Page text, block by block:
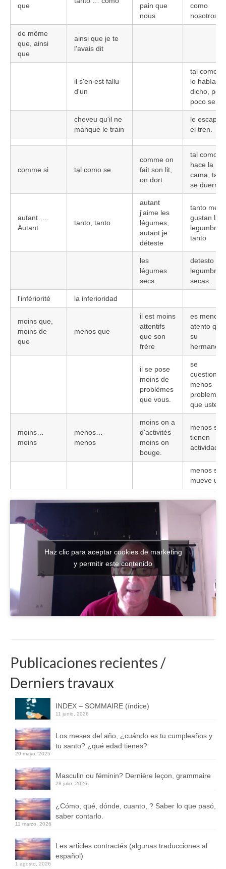
que
pain que
nous
como
nosotros
de même
que, ainsi
que
ainsi que je te
l'avais dit
il s'en est fallu
d'un
tal como te
lo había
dicho, por
poco se
cheveu qu'il ne
manque le train
le escapa
el tren.
comme si tal como se
comme on
fait son lit,
on dort
tal como
hace la
cama, tal
se duerme.
autant ….
Autant
tanto, tanto
autant
j'aime les
légumes,
autant je
déteste
tanto me
gustan las
legumbres,
tanto
les
légumes
secs.
detesto las
legumbres
secas.
l'infériorité la inferioridad
moins que,
moins de
que
menos que
il est moins
attentifs
que son
frère
es menos
atento que
su
hermano
il se pose
moins de
problèmes
que vous.
se
cuestiona
menos
problema
que usted.
moins…
moins
menos…
menos
moins on a
d'activités
moins on
bouge.
menos se
tienen
menos se
mueve
Haz clic para aceptar cookies de marketing
y permitir este contenido
Publicaciones recientes /
Derniers travaux
INDEX – SOMMAIRE (índice)
11 junio, 2026
Los meses del año, ¿cuándo es tu cumpleaños y
tu santo? ¿qué edad tienes?
29 mayo, 2025
Masculin ou féminin? Dernière leçon, grammaire
28 julio, 2026
¿Cómo, qué, dónde, cuanto, ? Saber lo que pasó,
saber contarlo.
11 marzo, 2026
Les articles contractés (algunas traducciones al
español)
1 agosto, 2026